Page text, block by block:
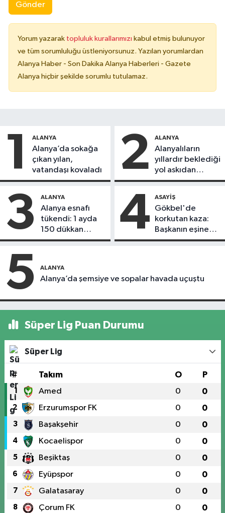
Gönder
Yorum yazarak topluluk kurallarımızı kabul etmiş bulunuyor
ve tüm sorumluluğu üstleniyorsunuz. Yazılan yorumlardan
Alanya Haber - Son Dakika Alanya Haberleri - Gazete
Alanya hiçbir şekilde sorumlu tutulamaz.
1 ALANYA
Alanya’da sokağa
çıkan yılan,
vatandaşı kovaladı
2 ALANYA
Alanyalıların
yıllardır beklediği
yol askıdan
döndü
3 ALANYA
Alanya esnafı
tükendi: 1 ayda
150 dükkan
kapandı
4 ASAYIŞ
Gökbel'de
korkutan kaza:
Başkanın eşine
motosiklet çarptı
5 ALANYA
Alanya’da şemsiye ve sopalar havada uçuştu
Süper Lig Puan Durumu
Süper Lig
# Takım O P
1 Amed 0 0
2 Erzurumspor FK 0 0
3 Başakşehir 0 0
4 Kocaelispor 0 0
5 Beşiktaş 0 0
6 Eyüpspor 0 0
7 Galatasaray 0 0
8 Çorum FK 0 0